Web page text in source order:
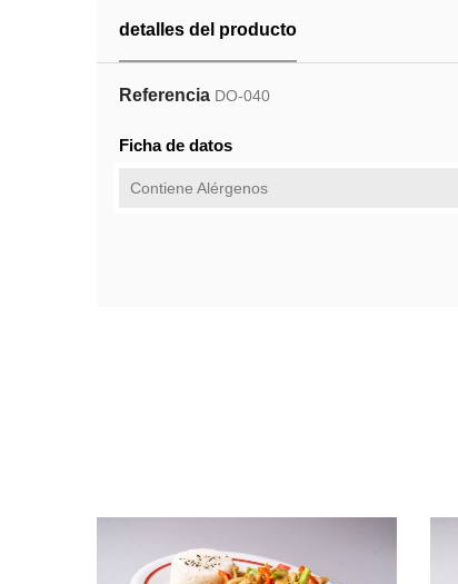
detalles del producto
Referencia DO-040
Ficha de datos
Contiene Alérgenos